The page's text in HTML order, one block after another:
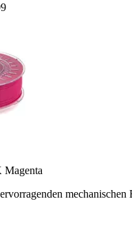
mechanischen